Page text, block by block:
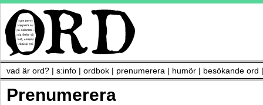
vad är ord? | s:info | ordbok | prenumerera | humör | besökande ord
Prenumerera